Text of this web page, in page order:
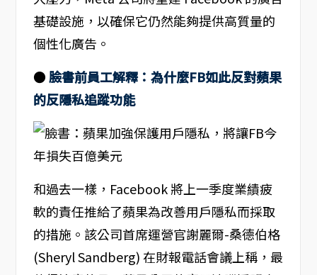
基礎設施，以確保它仍然能夠提供高質量的
個性化廣告。
●臉書前員工解釋：為什麼FB如此反對蘋果
的反隱私追蹤功能
和過去一樣，Facebook 將上一季度業績疲
軟的責任推給了蘋果為改善用戶隱私而採取
的措施。該公司首席運營官謝麗爾-桑德伯格
(Sheryl Sandberg) 在財報電話會議上稱，最